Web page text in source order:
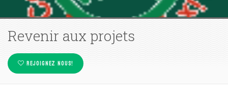
Revenir aux projets
REJOIGNEZ NOUS!